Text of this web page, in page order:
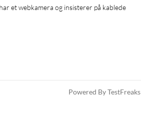
Powered By TestFreaks